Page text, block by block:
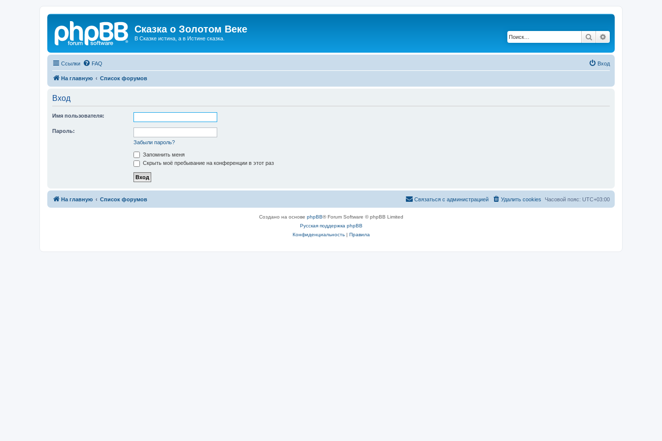
Сказка о Золотом Веке
В Сказке истина, а в Истине сказка. Поиск
Ссылки FAQ Вход
На главную Список форумов
Вход
Имя пользователя:
Пароль:
Забыли пароль?
Запомнить меня
Скрыть моё пребывание на конференции в этот раз
На главную Список форумов Часовой пояс: UTC+03:00
Удалить cookies
Связаться с администрацией
Создано на основе phpBB® Forum Software © phpBB Limited
Русская поддержка phpBB
Конфиденциальность| Правила